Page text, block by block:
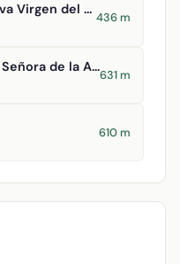
Gasolinera Cooperativa Virgen del Carmen
436 m
Parroquia de Nuestra Señora de la Asunción
631 m
610 m